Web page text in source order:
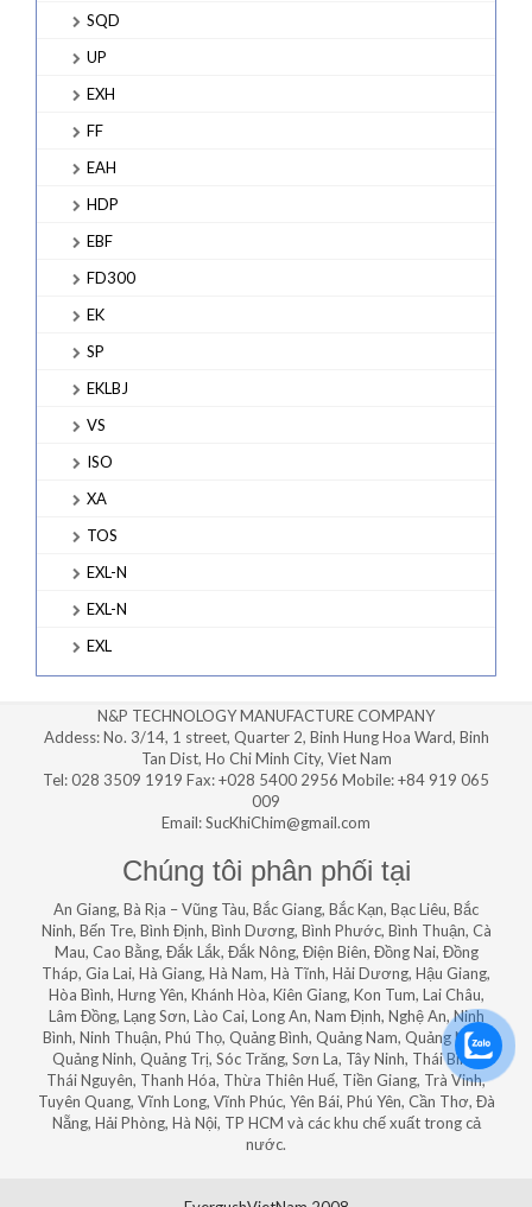
SQD
UP
EXH
FF
EAH
HDP
EBF
FD300
EK
SP
EKLBJ
VS
ISO
XA
TOS
EXL-N
EXL-N
EXL
N&P TECHNOLOGY MANUFACTURE COMPANY
Addess: No. 3/14, 1 street, Quarter 2, Binh Hung Hoa Ward, Binh
Tan Dist, Ho Chi Minh City, Viet Nam
Tel: 028 3509 1919 Fax: +028 5400 2956 Mobile: +84 919 065
009
Email: SucKhiChim@gmail.com
Chúng tôi phân phối tại
An Giang, Bà Rịa – Vũng Tàu, Bắc Giang, Bắc Kạn, Bạc Liêu, Bắc
Ninh, Bến Tre, Bình Định, Bình Dương, Bình Phước, Bình Thuận, Cà
Mau, Cao Bằng, Đắk Lắk, Đắk Nông, Điện Biên, Đồng Nai, Đồng
Tháp, Gia Lai, Hà Giang, Hà Nam, Hà Tĩnh, Hải Dương, Hậu Giang,
Hòa Bình, Hưng Yên, Khánh Hòa, Kiên Giang, Kon Tum, Lai Châu,
Lâm Đồng, Lạng Sơn, Lào Cai, Long An, Nam Định, Nghệ An, Ninh
Bình, Ninh Thuận, Phú Thọ, Quảng Bình, Quảng Nam, Quảng Ngãi,
Quảng Ninh, Quảng Trị, Sóc Trăng, Sơn La, Tây Ninh, Thái Bình,
Thái Nguyên, Thanh Hóa, Thừa Thiên Huế, Tiền Giang, Trà Vinh,
Tuyên Quang, Vĩnh Long, Vĩnh Phúc, Yên Bái, Phú Yên, Cần Thơ, Đà
Nẵng, Hải Phòng, Hà Nội, TP HCM và các khu chế xuất trong cả
nước.